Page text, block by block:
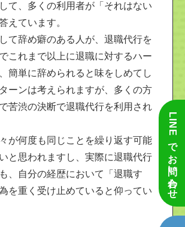
て、多くの利用者が「それはない
えています。
て辞め癖のある人が、退職代行を
これまで以上に退職に対するハー
簡単に辞められると味をしめてし
ーンは考えられますが、多くの方
苦渋の決断で退職代行を利用され
が何度も同じことを繰り返す可能
と思われますし、実際に退職代行
、自分の経歴において「退職す
を重く受け止めていると仰ってい
LINEでお問い合わせ